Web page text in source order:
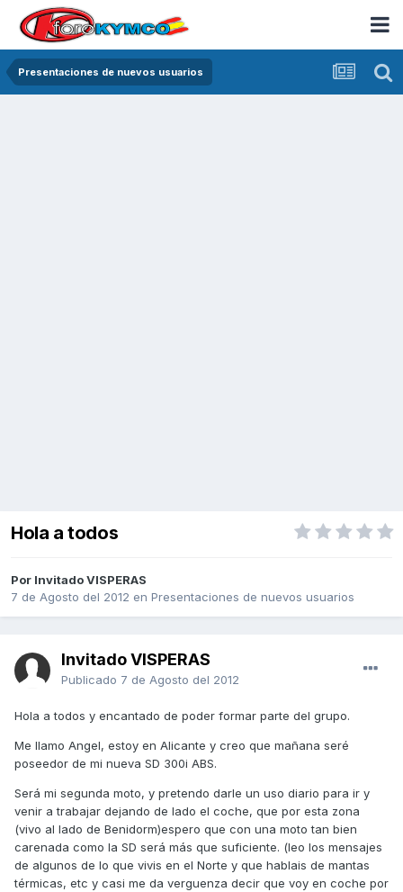
Presentaciones de nuevos usuarios
Hola a todos
Por Invitado VISPERAS
7 de Agosto del 2012 en Presentaciones de nuevos usuarios
Invitado VISPERAS
Publicado 7 de Agosto del 2012
Hola a todos y encantado de poder formar parte del grupo.
Me llamo Angel, estoy en Alicante y creo que mañana seré
poseedor de mi nueva SD 300i ABS.
Será mi segunda moto, y pretendo darle un uso diario para ir y
venir a trabajar dejando de lado el coche, que por esta zona
(vivo al lado de Benidorm)espero que con una moto tan bien
carenada como la SD será más que suficiente. (leo los mensajes
de algunos de lo que vivis en el Norte y que hablais de mantas
térmicas, etc y casi me da verguenza decir que voy en coche por